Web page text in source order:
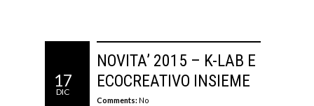
17
DIC
NOVITA’ 2015 – K-LAB E
ECOCREATIVO INSIEME
Comments: No